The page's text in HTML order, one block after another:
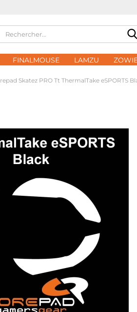
FINALMOUSE LAMZU
Skatez PRO Tt ThermalTake eSPORTS